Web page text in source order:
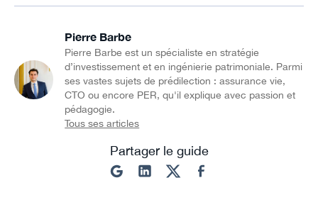
Pierre Barbe
Pierre Barbe est un spécialiste en stratégie
d’investissement et en ingénierie patrimoniale. Parmi
ses vastes sujets de prédilection : assurance vie,
CTO ou encore PER, qu'il explique avec passion et
pédagogie.
Tous ses articles
Partager le guide